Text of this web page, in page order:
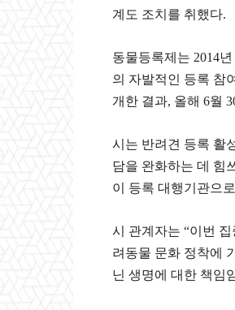
계도 조치를 취했다.
동물등록제는 2014
의 자발적인 등록 참
개한 결과, 올해 6월
시는 반려견 등록 활
담을 완화하는 데 힘
이 등록 대행기관으
시 관계자는 “이번
려동물 문화 정착에
닌 생명에 대한 책임